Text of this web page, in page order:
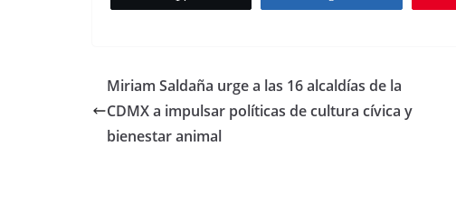
Miriam Saldaña urge a las 16 alcaldías de la
CDMX a impulsar políticas de cultura cívica y
bienestar animal